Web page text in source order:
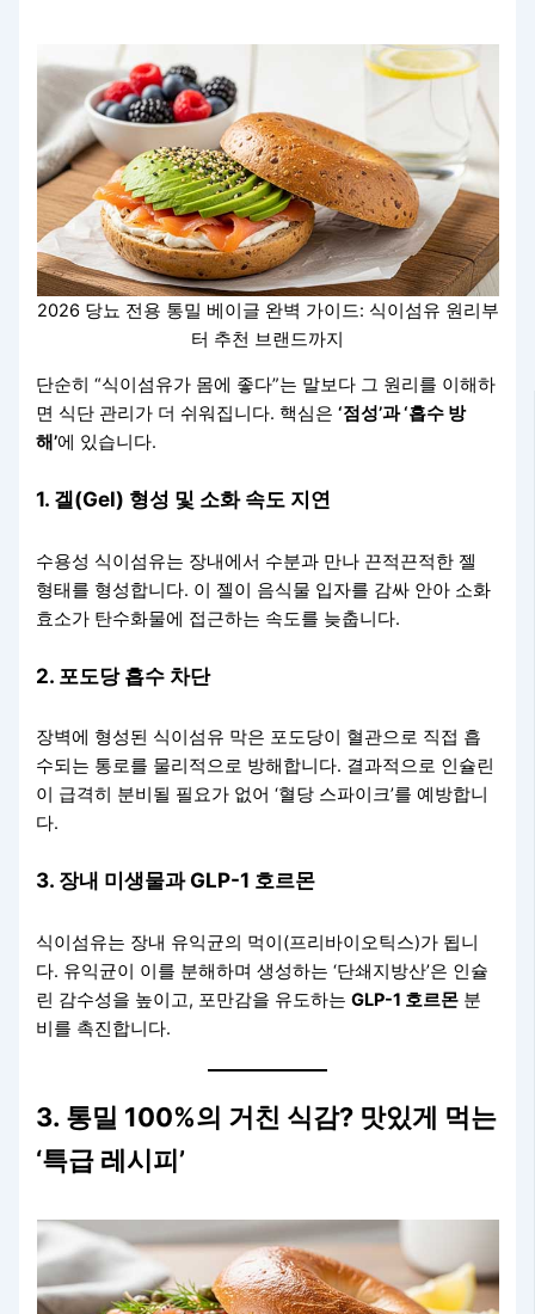
2026 당뇨 전용 통밀 베이글 완벽 가이드: 식이섬유 원리부
터 추천 브랜드까지
단순히 “식이섬유가 몸에 좋다”는 말보다 그 원리를 이해하
면 식단 관리가 더 쉬워집니다. 핵심은‘점성’과 ‘흡수 방
해’에 있습니다.
1. 겔(Gel) 형성 및 소화 속도 지연
수용성 식이섬유는 장내에서 수분과 만나 끈적끈적한 젤
형태를 형성합니다. 이 젤이 음식물 입자를 감싸 안아 소화
효소가 탄수화물에 접근하는 속도를 늦춥니다.
2. 포도당 흡수 차단
장벽에 형성된 식이섬유 막은 포도당이 혈관으로 직접 흡
수되는 통로를 물리적으로 방해합니다. 결과적으로 인슐린
이 급격히 분비될 필요가 없어 ‘혈당 스파이크’를 예방합니
다.
3. 장내 미생물과 GLP-1 호르몬
식이섬유는 장내 유익균의 먹이(프리바이오틱스)가 됩니
다. 유익균이 이를 분해하며 생성하는 ‘단쇄지방산’은 인슐
린 감수성을 높이고, 포만감을 유도하는GLP-1 호르몬 분
비를 촉진합니다.
3. 통밀 100%의 거친 식감? 맛있게 먹는
‘특급 레시피’